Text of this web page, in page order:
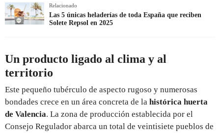
Relacionado
Las 5 únicas heladerías de toda España que reciben
Solete Repsol en 2025
Un producto ligado al clima y al
territorio
Este pequeño tubérculo de aspecto rugoso y numerosas
bondades crece en un área concreta de la histórica huerta
de Valencia. La zona de producción establecida por el
Consejo Regulador abarca un total de veintisiete pueblos de